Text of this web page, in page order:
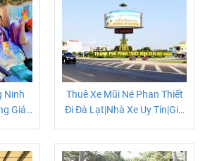
Ninh
Giá
Thuê Xe Mũi Né Phan Thiết
Đi Đà Lạt|Nhà Xe Uy Tín|Giá